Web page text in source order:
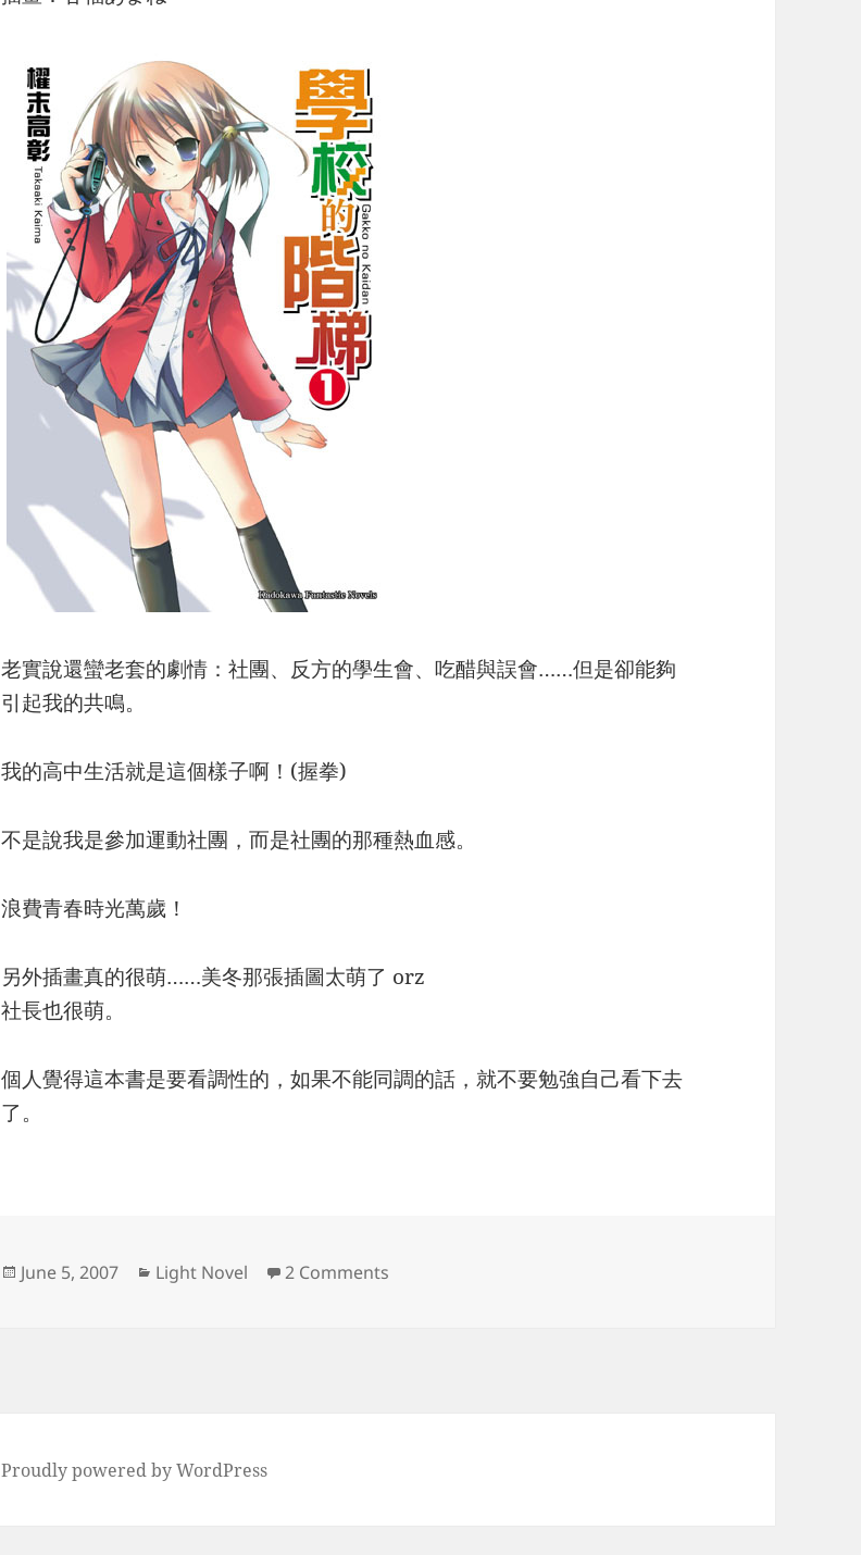
老實說還蠻老套的劇情：社團、反方的學生會、吃醋與誤會……但是卻能夠
引起我的共鳴。
我的高中生活就是這個樣子啊！(握拳)
不是說我是參加運動社團，而是社團的那種熱血感。
浪費青春時光萬歲！
另外插畫真的很萌……美冬那張插圖太萌了 orz
社長也很萌。
個人覺得這本書是要看調性的，如果不能同調的話，就不要勉強自己看下去
了。
Posted
June 5, 2007 Categories
Light Novel 2 Comments
Proudly powered by WordPress